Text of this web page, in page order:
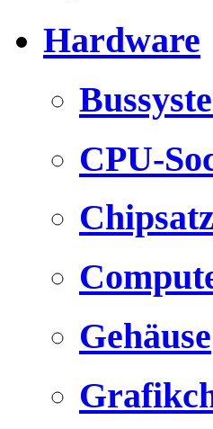
Hardware
CPU-
Chipsatz
Gehäuse